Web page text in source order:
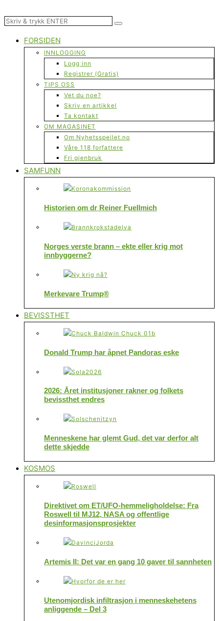
FORSIDEN
INNLOGGING
Logg inn
Registrer (Gratis)
TIPS OSS
Vet du noe?
Skriv en artikkel
Ta kontakt
OM MAGASINET
Om Nyhetsspeilet.no
Våre 118 forfattere
Fri gjenbruk
SAMFUNN
Historien om dr Reiner Fuellmich
Norges verste brann – ekte eller krig mot
innbyggerne?
Merkevare Trump®
BEVISSTHET
Donald Trump har åpnet Pandoras eske
2026: Året institusjoner rakner og folkets
bevissthet endres
Menneskene har glemt Gud, det var derfor alt
dette skjedde
KOSMOS
Direktivet om ET/UFO-hemmeligholdelse: Fra
Roswell til MJ12, NASA og offentlige
desinformasjonsprosjekter
Artemis II: Det var en gang 10 gaver til sannheten
Utenomjordisk infiltrasjon i menneskehetens
anliggende – Del 3